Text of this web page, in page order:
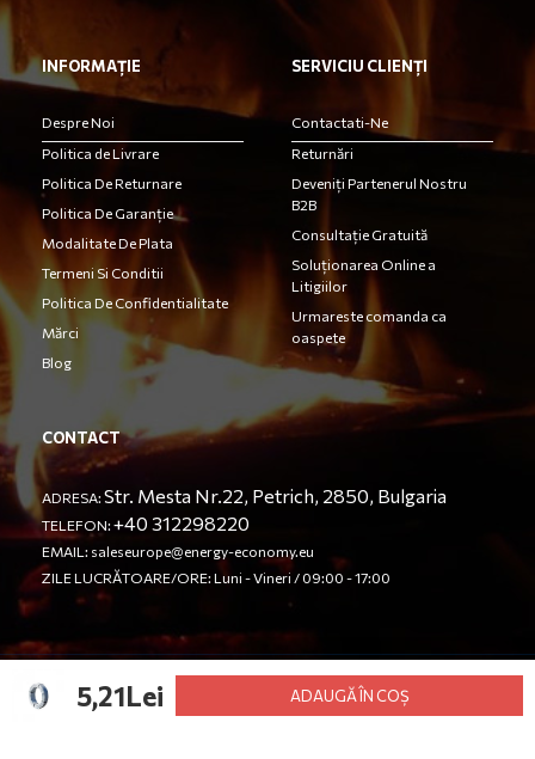
5,21Lei ADAUGĂ ÎN COȘ
INFORMAȚIE
Despre Noi
Politica de Livrare
Politica De Returnare
Politica De Garanție
Modalitate De Plata
Termeni Si Conditii
Politica De Confidentialitate
Mărci
Blog
SERVICIU CLIENȚI
Contactati-Ne
Returnări
Deveniți Partenerul Nostru
B2B
Consultație Gratuită
Soluționarea Online a
Litigiilor
Urmareste comanda ca
oaspete
CONTACT
ADRESA:Str. Mesta Nr.22, Petrich, 2850, Bulgaria
TELEFON:+40 312298220
EMAIL: saleseurope@energy-economy.eu
ZILE LUCRĂTOARE/ORE: Luni - Vineri / 09:00 - 17:00
© Energy Economy LTD 2023. Toate drepturile rezervate.